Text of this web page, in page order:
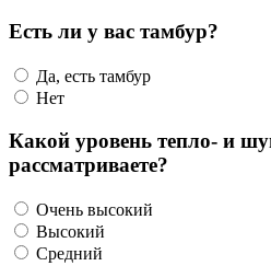
Есть ли у вас тамбур?
Да, есть тамбур
Нет
Какой уровень тепло- и
рассматриваете?
Очень высокий
Высокий
Средний